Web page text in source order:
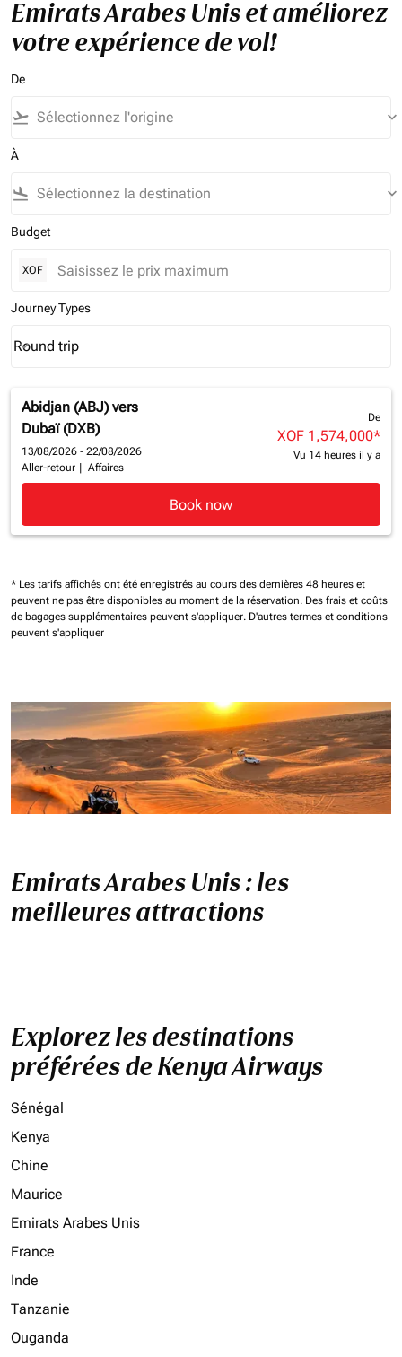
Emirats Arabes Unis et améliorez
votre expérience de vol!
De
flight_takeoff keyboard_arrow_down
À
flight_land keyboard_arrow_down
Budget
XOF
Journey Types
Journey Types option Round trip Selected
Round trip
keyboard_arrow_down
Abidjan (ABJ) vers
Dubaï (DXB)
13/08/2026 - 22/08/2026
Aller-retour
Affaires
De
XOF 1,574,000*
Vu 14 heures il y a
Book now
* Les tarifs affichés ont été enregistrés au cours des dernières 48 heures et
peuvent ne pas être disponibles au moment de la réservation. Des frais et coûts
de bagages supplémentaires peuvent s'appliquer. D'autres termes et conditions
peuvent s'appliquer
Emirats Arabes Unis : les
meilleures attractions
Explorez les destinations
préférées de Kenya Airways
Sénégal
Kenya
Chine
Maurice
Emirats Arabes Unis
France
Inde
Tanzanie
Ouganda